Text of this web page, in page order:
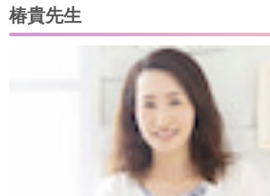
椿貴先生